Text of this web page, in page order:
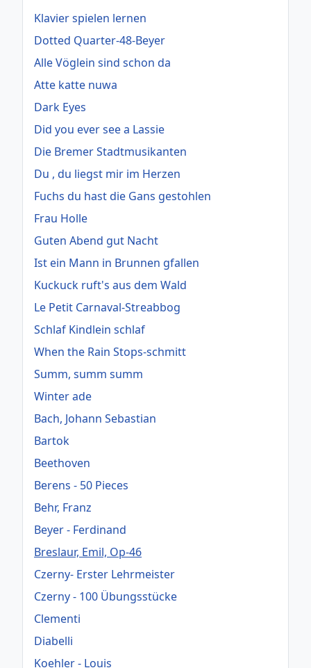
Klavier spielen lernen
Dotted Quarter-48-Beyer
Alle Vöglein sind schon da
Atte katte nuwa
Dark Eyes
Did you ever see a Lassie
Die Bremer Stadtmusikanten
Du , du liegst mir im Herzen
Fuchs du hast die Gans gestohlen
Frau Holle
Guten Abend gut Nacht
Ist ein Mann in Brunnen gfallen
Kuckuck ruft's aus dem Wald
Le Petit Carnaval-Streabbog
Schlaf Kindlein schlaf
When the Rain Stops-schmitt
Summ, summ summ
Winter ade
Bach, Johann Sebastian
Bartok
Beethoven
Berens - 50 Pieces
Behr, Franz
Beyer - Ferdinand
Breslaur, Emil, Op-46
Czerny- Erster Lehrmeister
Czerny - 100 Übungsstücke
Clementi
Diabelli
Koehler - Louis